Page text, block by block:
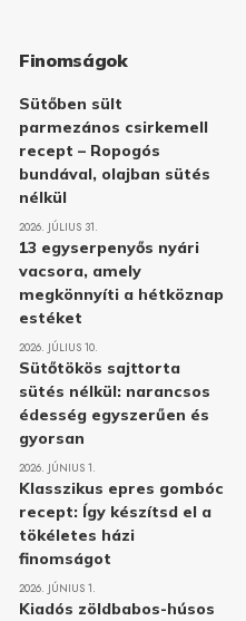
Finomságok
Sütőben sült
parmezános csirkemell
recept – Ropogós
bundával, olajban sütés
nélkül
2026. JÚLIUS 31.
13 egyserpenyős nyári
vacsora, amely
megkönnyíti a hétköznap
estéket
2026. JÚLIUS 10.
Sütőtökös sajttorta
sütés nélkül: narancsos
édesség egyszerűen és
gyorsan
2026. JÚNIUS 1.
Klasszikus epres gombóc
recept: Így készítsd el a
tökéletes házi
finomságot
2026. JÚNIUS 1.
Kiadós zöldbabos-húsos